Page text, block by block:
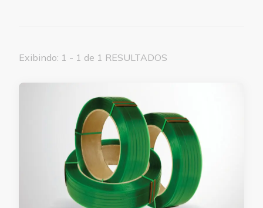
Exibindo: 1 - 1 de 1 RESULTADOS